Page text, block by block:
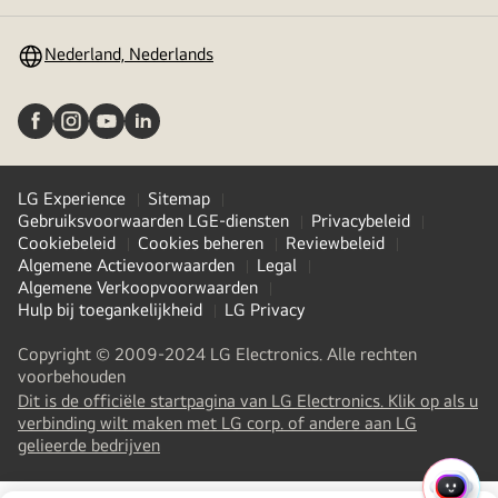
Nederland, Nederlands
LG Experience
Sitemap
Gebruiksvoorwaarden LGE-diensten
Privacybeleid
Cookiebeleid
Cookies beheren
Reviewbeleid
Algemene Actievoorwaarden
Legal
Algemene Verkoopvoorwaarden
Hulp bij toegankelijkheid
LG Privacy
Copyright © 2009-2024 LG Electronics. Alle rechten
voorbehouden
Dit is de officiële startpagina van LG Electronics. Klik op als u
verbinding wilt maken met LG corp. of andere aan LG
gelieerde bedrijven(
a